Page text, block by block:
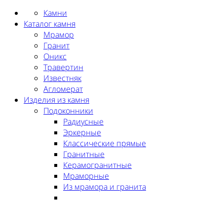
Камни
Каталог камня
Мрамор
Гранит
Оникс
Травертин
Известняк
Агломерат
Изделия из камня
Подоконники
Радиусные
Эркерные
Классические прямые
Гранитные
Керамогранитные
Мраморные
Из мрамора и гранита